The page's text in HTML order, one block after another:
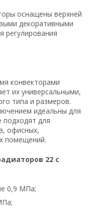
оснащены верхней
декоративными
регулирования
конвекторами
их универсальными,
типа и размеров.
идеальны для
для
офисных,
помещений.
22 с
0,9 МПа;